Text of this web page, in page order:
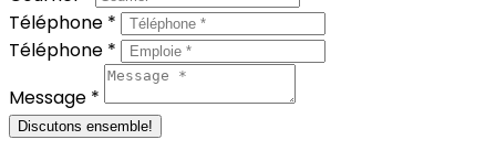
Téléphone *
Téléphone *
Message *
Discutons ensemble!